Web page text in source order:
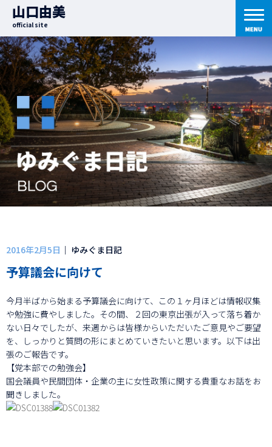
山口由美
official site
2016年2月5日 ｜ ゆみぐま日記
予算議会に向けて
今月半ばから始まる予算議会に向けて、この１ヶ月ほどは情報収集
や勉強に費やしました。その間、２回の東京出張が入って落ち着か
ない日々でしたが、来週からは皆様からいただいたご意見やご要望
を、しっかりと質問の形にまとめていきたいと思います。以下は出
張のご報告です。
【党本部での勉強会】
国会議員や民間団体・企業の主に女性政策に関する貴重なお話をお
聞きしました。